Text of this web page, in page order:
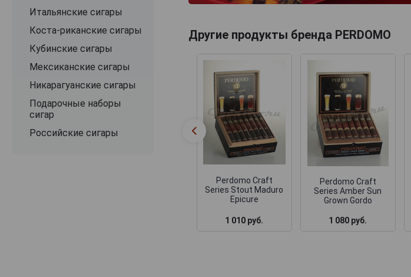
Итальянские сигары
Коста-риканские сигары
Кубинские сигары
Мексиканские сигары
Никарагуанские сигары
Подарочные наборы
сигар
Российские сигары
Другие продукты бренда PERDOMO
Perdomo Craft
Series Stout Maduro
Epicure
1 010 руб.
Perdomo Craft
Series Amber Sun
Grown Gordo
1 080 руб.